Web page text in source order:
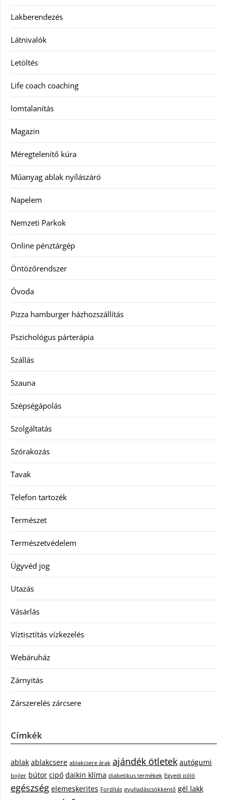
Lakberendezés
Látnivalók
Letöltés
Life coach coaching
lomtalanítás
Magazin
Méregtelenítő kúra
Műanyag ablak nyílászáró
Napelem
Nemzeti Parkok
Online pénztárgép
Öntözőrendszer
Óvoda
Pizza hamburger házhozszállítás
Pszichológus párterápia
Szállás
Szauna
Szépségápolás
Szolgáltatás
Szórakozás
Tavak
Telefon tartozék
Természet
Természetvédelem
Ügyvéd jog
Utazás
Vásárlás
Víztisztítás vízkezelés
Webáruház
Zárnyitás
Zárszerelés zárcsere
Címkék
ablak ablakcsere ablakcsere árak ajándék ötletek autógumi
bojler bútor cipő daikin klíma diabetikus termékek Egyedi póló
egészség elemeskerites Fordítás gyulladáscsökkentő gél lakk